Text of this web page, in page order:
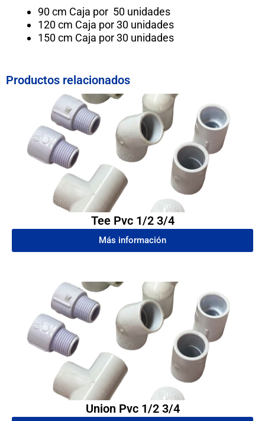
90 cm Caja por 50 unidades
120 cm Caja por 30 unidades
150 cm Caja por 30 unidades
Productos relacionados
Tee Pvc 1/2 3/4
Más información
Union Pvc 1/2 3/4